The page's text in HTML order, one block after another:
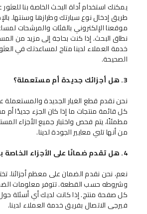
يمكنك استخدام أداة البحث الخاصة بنا
طريق إدخال نوع سيارتك وطرازها وسنتها.
موقعنا الإلكتروني بالفئات والمرشحات
نطاق البحث. إذا كنت بحاجة إلى مزيد من
خدمة العملاء لدينا متاح لمساعدتك في
الصحيحة.
3. هل أجزائك جديدة أم مستعملة؟
نحن نقدم قطع الغيار الجديدة والمستعملة
كل قائمة منتجات ما إذا كان الجزء جديدًا
مطمئنًا، يتم فحص واختبار جميع الأجزاء
من أنها تلبي معايير الجودة لدينا.
4. هل تقدم ضمانًا على الأجزاء الخاصة بك؟
نعم، نحن نقدم الضمان على معظم أجزائنا.
وشروطه حسب القطعة. تتوفر معلومات
كل صفحة منتج. إذا كانت لديك أي أسئلة
فيرجى الاتصال بفريق خدمة العملاء لدينا.